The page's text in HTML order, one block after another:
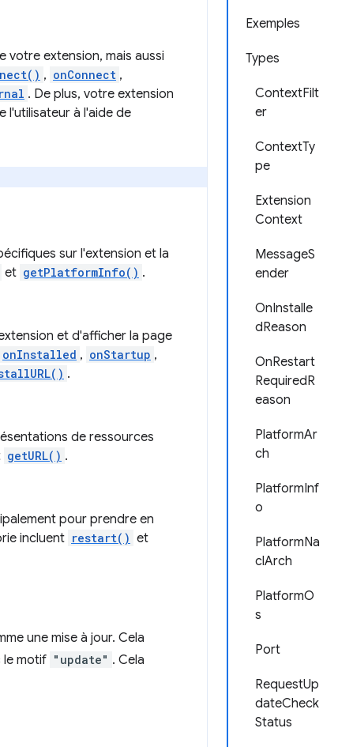
Exemples
Types
ContextFilt
er
ContextTy
pe
Extension
Context
MessageS
ender
OnInstalle
dReason
OnRestart
RequiredR
eason
PlatformAr
ch
PlatformInf
o
PlatformNa
clArch
PlatformO
s
Port
RequestUp
dateCheck
Status
votre extension, mais aussi
, onConnect ,
. De plus, votre extension
l'utilisateur à l'aide de
sur l'extension et la
et getPlatformInfo() .
et d'afficher la page
onInstalled , onStartup ,
.
de ressources
getURL() .
pour prendre en
incluent restart() et
une mise à jour. Cela
le motif "update" . Cela